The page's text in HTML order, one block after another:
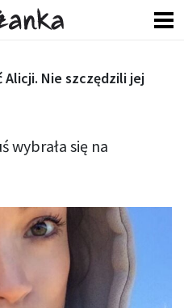
wybrała się na
Alicji. Nie szczędzili jej